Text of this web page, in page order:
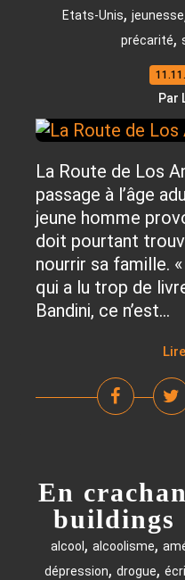
Etats-Unis, jeunesse
précarité,
Par
La Route de Los
passage à l’âge
jeune homme
doit pourtant
nourrir sa famille. «
qui a lu trop de
Bandini, ce n’est...
En
buildings
alcool , alcoolisme,
dépression, drogue,